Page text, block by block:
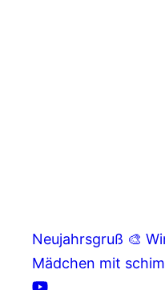
Neujahrsgruß 🎨
Mädchen mit